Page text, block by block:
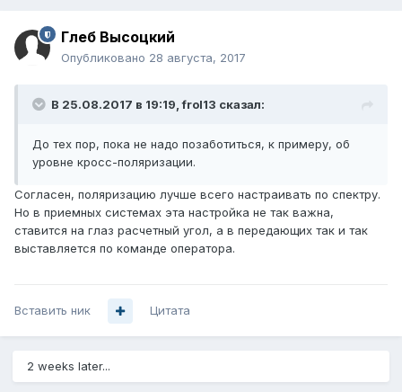
Глеб Высоцкий
Опубликовано 28 августа, 2017
В 25.08.2017 в 19:19,frol13 сказал:
До тех пор, пока не надо позаботиться, к примеру, об
уровне кросс-поляризации.
Согласен, поляризацию лучше всего настраивать по спектру.
Но в приемных системах эта настройка не так важна,
ставится на глаз расчетный угол, а в передающих так и так
выставляется по команде оператора.
Вставить ник Цитата
2 weeks later...